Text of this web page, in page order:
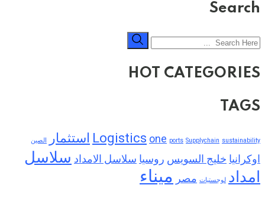
Search
HOT CATEGORIES
TAGS
Logistics one ports Supplychain sustainability استثمار الصين
اوكرانيا خليج السويس روسيا سلاسل الامداد سلاسل
امداد لوجستيات مصر ميناء